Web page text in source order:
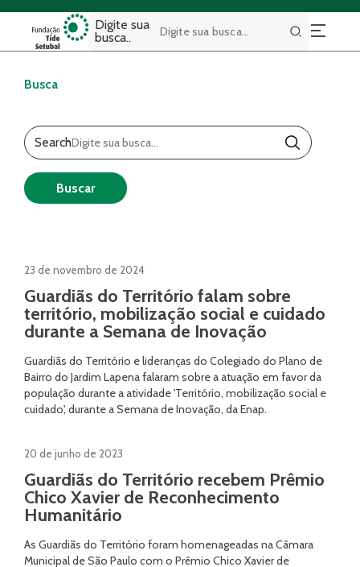
Digite sua
busca..
Buscar
Busca
Search
Buscar
23 de novembro de 2024
Guardiãs do Território falam sobre
território, mobilização social e cuidado
durante a Semana de Inovação
Guardiãs do Território e lideranças do Colegiado do Plano de
Bairro do Jardim Lapena falaram sobre a atuação em favor da
população durante a atividade 'Território, mobilização social e
cuidado', durante a Semana de Inovação, da Enap.
20 de junho de 2023
Guardiãs do Território recebem Prêmio
Chico Xavier de Reconhecimento
Humanitário
As Guardiãs do Território foram homenageadas na Câmara
Municipal de São Paulo com o Prêmio Chico Xavier de